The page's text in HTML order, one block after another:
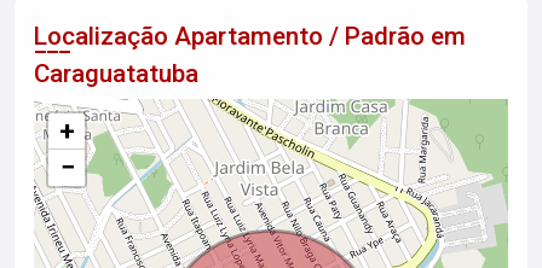
Localização Apartamento / Padrão em
Caraguatatuba
+
−